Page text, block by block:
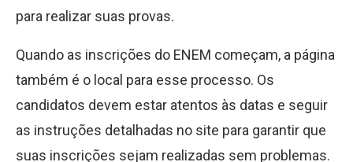
para realizar suas provas.
Quando as inscrições do ENEM começam, a página
também é o local para esse processo. Os
candidatos devem estar atentos às datas e seguir
as instruções detalhadas no site para garantir que
suas inscrições sejam realizadas sem problemas.